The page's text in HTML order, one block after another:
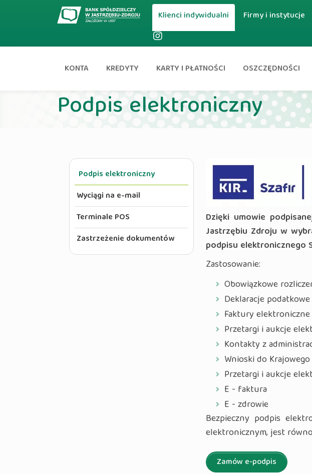
Klienci indywidualni Firmy i instytucje
KONTA KREDYTY KARTY I PŁATNOŚCI OSZCZĘDNOŚCI
Podpis elektroniczny
Podpis elektroniczny
Wyciągi na e-mail
Terminale POS
Zastrzeżenie dokumentów
Dzięki umowie
Jastrzębiu Zdroju w
podpisu elektronicznego
Zastosowanie:
Obowiązkowe
Deklaracje podatkowe
Faktury elektroniczne
Przetargi i aukcje
Kontakty z
Wnioski do
Przetargi i aukcje
E - faktura
E - zdrowie
Bezpieczny podpis
elektronicznym, jest
Zamów e-podpis